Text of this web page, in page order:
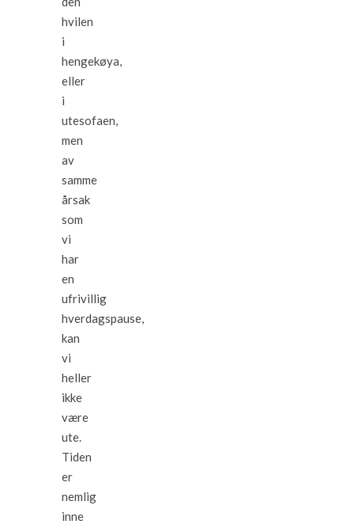
hvilen
i
hengekøya,
eller
i
utesofaen,
men
av
samme
årsak
som
vi
har
en
ufrivillig
hverdagspause,
kan
vi
heller
ikke
være
ute.
Tiden
er
nemlig
inne